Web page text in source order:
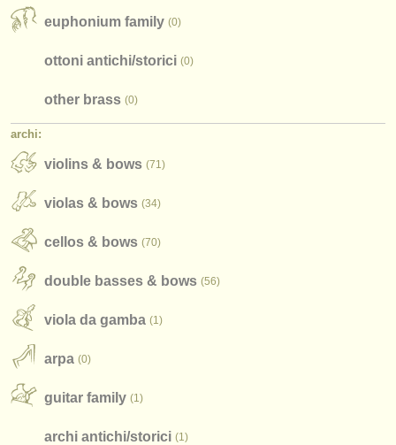
accedi
euphonium family (0)
ottoni antichi/storici (0)
other brass (0)
archi:
violins & bows (71)
violas & bows (34)
cellos & bows (70)
double basses & bows (56)
viola da gamba (1)
arpa (0)
guitar family (1)
archi antichi/storici (1)